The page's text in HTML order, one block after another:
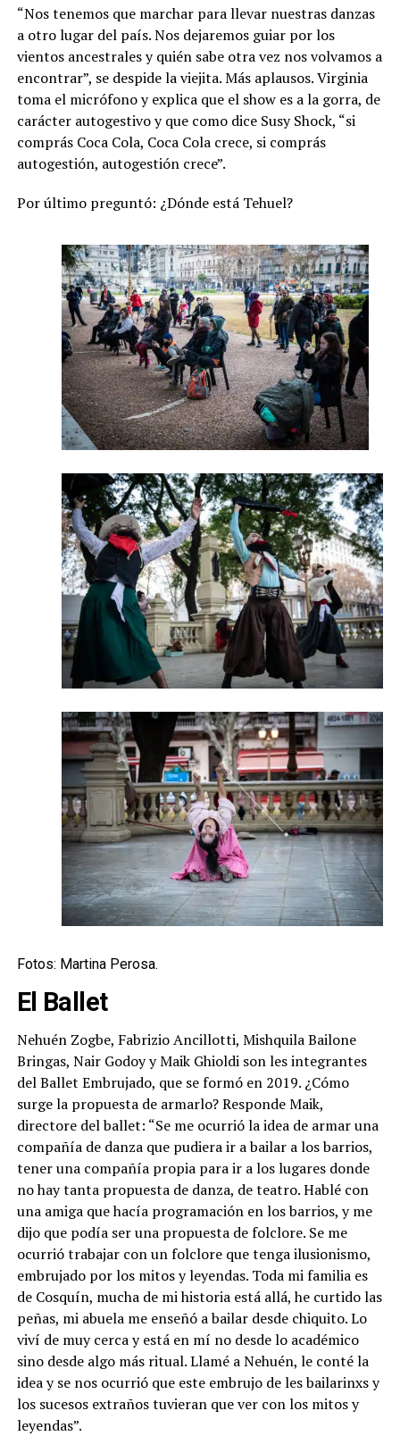
“Nos tenemos que marchar para llevar nuestras danzas
a otro lugar del país. Nos dejaremos guiar por los
vientos ancestrales y quién sabe otra vez nos volvamos a
encontrar”, se despide la viejita. Más aplausos. Virginia
toma el micrófono y explica que el show es a la gorra, de
carácter autogestivo y que como dice Susy Shock, “si
comprás Coca Cola, Coca Cola crece, si comprás
autogestión, autogestión crece”.
Por último preguntó: ¿Dónde está Tehuel?
Fotos: Martina Perosa.
El Ballet
Nehuén Zogbe, Fabrizio Ancillotti, Mishquila Bailone
Bringas, Nair Godoy y Maik Ghioldi son les integrantes
del Ballet Embrujado, que se formó en 2019. ¿Cómo
surge la propuesta de armarlo? Responde Maik,
directore del ballet: “Se me ocurrió la idea de armar una
compañía de danza que pudiera ir a bailar a los barrios,
tener una compañía propia para ir a los lugares donde
no hay tanta propuesta de danza, de teatro. Hablé con
una amiga que hacía programación en los barrios, y me
dijo que podía ser una propuesta de folclore. Se me
ocurrió trabajar con un folclore que tenga ilusionismo,
embrujado por los mitos y leyendas. Toda mi familia es
de Cosquín, mucha de mi historia está allá, he curtido las
peñas, mi abuela me enseñó a bailar desde chiquito. Lo
viví de muy cerca y está en mí no desde lo académico
sino desde algo más ritual. Llamé a Nehuén, le conté la
idea y se nos ocurrió que este embrujo de les bailarinxs y
los sucesos extraños tuvieran que ver con los mitos y
leyendas”.